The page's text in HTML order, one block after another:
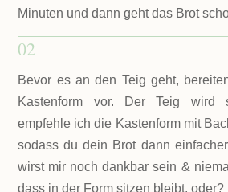
Minuten und dann geht das Brot
02
Bevor es an den Teig geht,
Kastenform vor. Der Teig wird
empfehle ich die Kastenform mit
sodass du dein Brot dann
wirst mir noch dankbar sein &
dass in der Form sitzen bleibt, oder?